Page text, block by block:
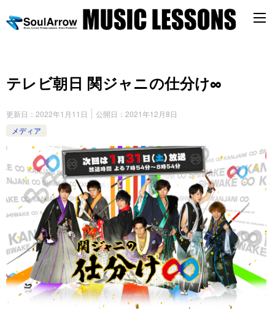
テレビ朝日 関ジャニの仕分け∞
更新日： 2022年1月11日 公開日： 2021年12月8日
メディア